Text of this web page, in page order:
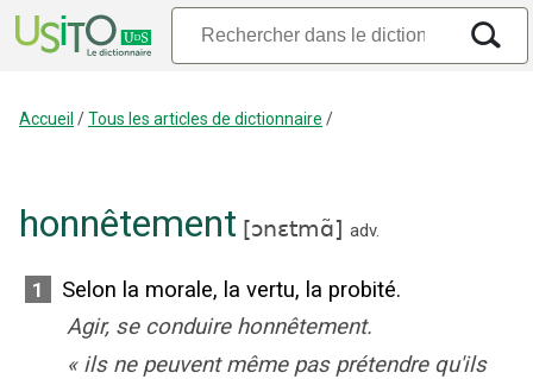
Accueil /Tous les articles de dictionnaire /
honnêtement [ɔnɛtmɑ̃] adv.
1
Selon la morale, la vertu, la probité.
Agir, se conduire honnêtement.
« ils ne peuvent même pas prétendre qu'ils